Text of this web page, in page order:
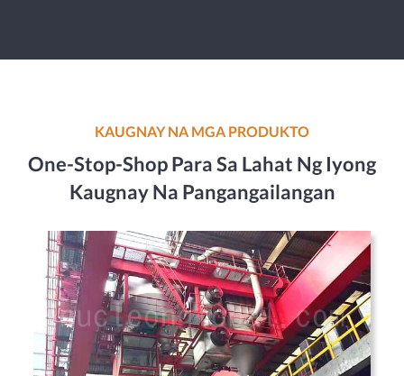
KAUGNAY NA MGA PRODUKTO
One-Stop-Shop Para Sa Lahat Ng Iyong
Kaugnay Na Pangangailangan